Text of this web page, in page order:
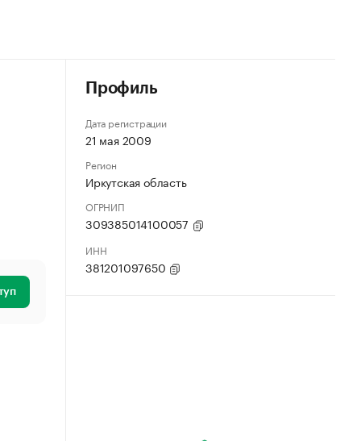
Профиль
Дата регистрации
21 мая 2009
Регион
Иркутская область
ОГРНИП
309385014100057
ИНН
381201097650